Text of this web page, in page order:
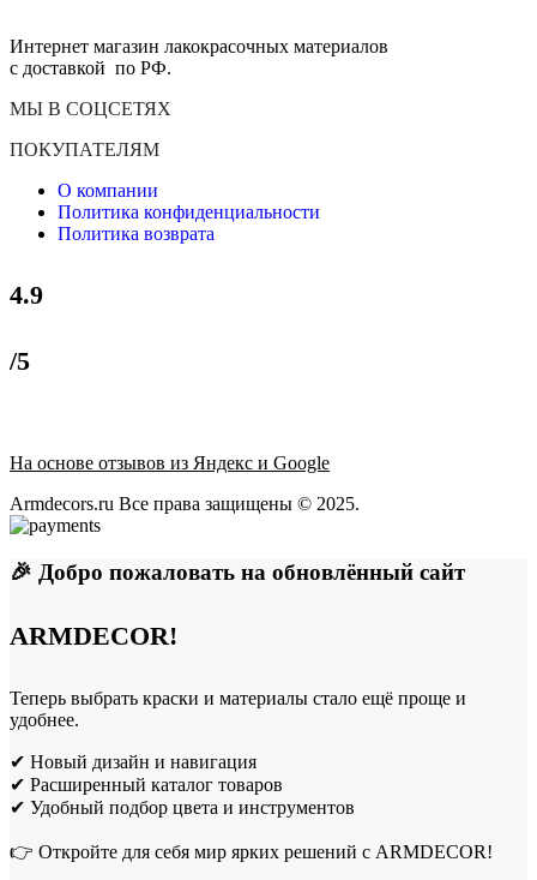
Интернет магазин лакокрасочных материалов
с доставкой по РФ.
МЫ В СОЦСЕТЯХ
ПОКУПАТЕЛЯМ
О компании
Политика конфиденциальности
Политика возврата
4.9
/5
На основе отзывов из Яндекс и Google
Armdecors.ru Все права защищены © 2025. ​
🎉 Добро пожаловать на обновлённый сайт
ARMDECOR!
Теперь выбрать краски и материалы стало ещё проще и
удобнее.
✔ Новый дизайн и навигация
✔ Расширенный каталог товаров
✔ Удобный подбор цвета и инструментов
👉 Откройте для себя мир ярких решений с ARMDECOR!